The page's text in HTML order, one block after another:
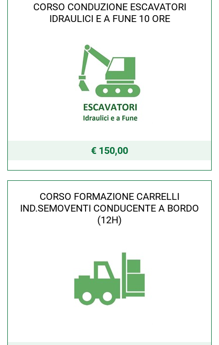
CORSO CONDUZIONE ESCAVATORI
IDRAULICI E A FUNE 10 ORE
€ 150,00
CORSO FORMAZIONE CARRELLI
IND.SEMOVENTI CONDUCENTE A BORDO
(12H)